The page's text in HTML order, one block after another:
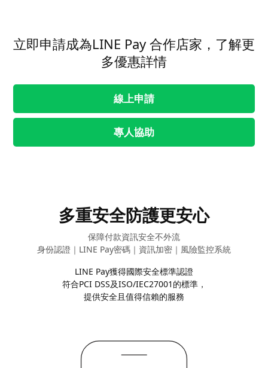
立即申請成為LINE Pay 合作店家，了解更
多優惠詳情
線上申請
專人協助
多重安全防護更安心
保障付款資訊安全不外流
身份認證｜LINE Pay密碼｜資訊加密｜風險監控系統
LINE Pay獲得國際安全標準認證
符合PCI DSS及ISO/IEC27001的標準，
提供安全且值得信賴的服務